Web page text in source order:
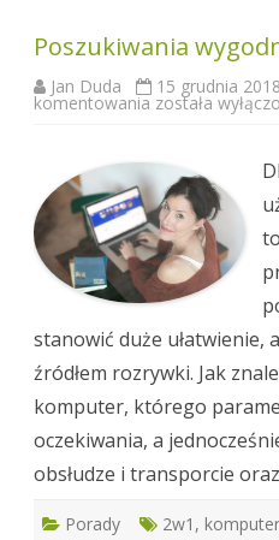
Poszukiwania
Jan Duda 15 grudnia 2018
komentowania Poszukiwania
wygodnego
została
stanowić duże ułatwienie,
źródłem rozrywki. Jak
komputer, którego
oczekiwania, a
obsłudze i transporcie
Porady 2w1 ,